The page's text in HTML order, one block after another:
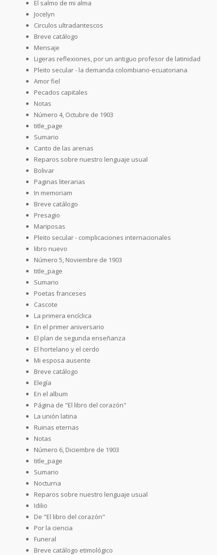
El salmo de mi alma
Jocelyn
Circulos ultradantescos
Breve catálogo
Mensaje
Ligeras reflexiones, por un antiguo profesor de latinidad
Pleito secular - la demanda colombiano-ecuatoriana
Amor fiel
Pecados capitales
Notas
Número 4, Octubre de 1903
title_page
Sumario
Canto de las arenas
Reparos sobre nuestro lenguaje usual
Bolivar
Paginas literarias
In memoriam
Breve catálogo
Presagio
Mariposas
Pleito secular - complicaciones internacionales
libro nuevo
Número 5, Noviembre de 1903
title_page
Sumario
Poetas franceses
Cascote
La primera encíclica
En el primer aniversario
El plan de segunda enseñanza
El hortelano y el cerdo
Mi esposa ausente
Breve catálogo
Elegía
En el album
Página de "El libro del corazón"
La unión latina
Ruinas eternas
Notas
Número 6, Diciembre de 1903
title_page
Sumario
Nocturna
Reparos sobre nuestro lenguaje usual
Idilio
De "El libro del corazón"
Por la ciencia
Funeral
Breve catálogo etimológico